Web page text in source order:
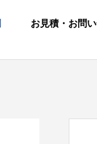
お見積・お問